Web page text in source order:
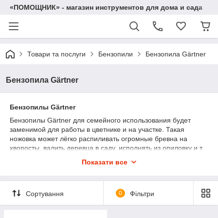
«ПОМОЩНИК» - магазин инструментов для дома и сада
Товари та послуги Бензопили Бензопила Gärtner
Бензопила Gärtner
Бензопилы Gärtner
Бензопилы Gärtner для семейного использования будет
заменимой для работы в цветнике и на участке. Такая
ножовка может лёгко распиливать огромные бревна на
хворосты, валить деревца в саду, исполнять из опиловку и т.
распиловки дров, себестоимость и мобильность такой
дачки Gartner, она позволит Вам исполнять широкий
диапазон задач и исполнять их качественно. Воображённая
Показати все
Сортування 0 Фільтри